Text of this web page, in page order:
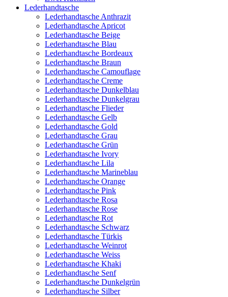
Lederhandtasche
Lederhandtasche Anthrazit
Lederhandtasche Apricot
Lederhandtasche Beige
Lederhandtasche Blau
Lederhandtasche Bordeaux
Lederhandtasche Braun
Lederhandtasche Camouflage
Lederhandtasche Creme
Lederhandtasche Dunkelblau
Lederhandtasche Dunkelgrau
Lederhandtasche Flieder
Lederhandtasche Gelb
Lederhandtasche Gold
Lederhandtasche Grau
Lederhandtasche Grün
Lederhandtasche Ivory
Lederhandtasche Lila
Lederhandtasche Marineblau
Lederhandtasche Orange
Lederhandtasche Pink
Lederhandtasche Rosa
Lederhandtasche Rose
Lederhandtasche Rot
Lederhandtasche Schwarz
Lederhandtasche Türkis
Lederhandtasche Weinrot
Lederhandtasche Weiss
Lederhandtasche Khaki
Lederhandtasche Senf
Lederhandtasche Dunkelgrün
Lederhandtasche Silber